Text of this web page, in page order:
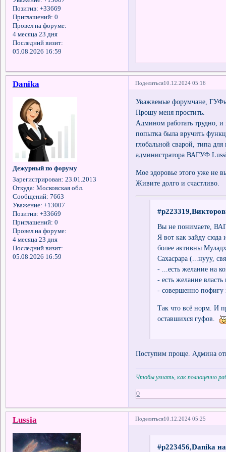
Позитив: +33669
Приглашений: 0
Провел на форуме:
4 месяца 23 дня
Последний визит:
05.08.2026 16:59
Поделиться10.12.2024 05:16
Danika
Дежурный по форуму
Зарегистрирован: 23.01.2013
Откуда: Московская обл.
Сообщений: 7663
Уважение: +13007
Позитив: +33669
Приглашений: 0
Провел на форуме:
4 месяца 23 дня
Последний визит:
05.08.2026 16:59
Уважвемые форумчане,
Прошу меня простить.
Админом работать трудно, и
попытка была вручить
глобальной сварой, типа
администратора ВАГУФ
Мое здоровье этого уже не
Живите долго и счастливо.
Вы не понимаете,
Я вот как зайду сюда
более активны
Сахасрара (...нууу,
- ...есть желание на
- есть желание
- совершенно пофигу
Так что всё норм. И
оставшихся гуфов.
Поступим проще. Админа
Чтобы узнать, как полноценно
0
Поделиться10.12.2024 05:25
Lussia
#p223456,Danika